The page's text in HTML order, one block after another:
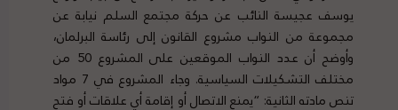
يوسف عجيسة النائب عن حركة مجتمع السلم نيابة عن
مجموعة من النواب مشروع القانون إلى رئاسة البرلمان،
وأوضح أن عدد النواب الموقعين على المشروع 50 من
مختلف التشكيلات السياسية. وجاء المشروع في 7 مواد
تنص مادته الثانية: “يمنع الاتصال أو إقامة أي علاقات أو فتح